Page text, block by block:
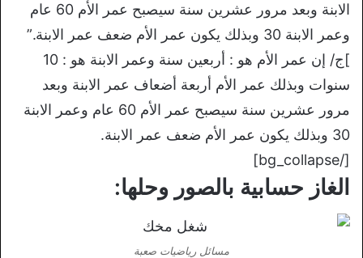
الابنة وبعد مرور عشرين سنة سيصبح عمر الأم 60 عام
وعمر الابنة 30 وبذلك يكون عمر الأم ضعف عمر الابنة.”
]ج/ إن عمر الأم هو : أربعين سنة وعمر الابنة هو : 10
سنوات وبذلك عمر الأم أربعة أضعاف عمر الابنة وبعد
مرور عشرين سنة سيصبح عمر الأم 60 عام وعمر الابنة
30 وبذلك يكون عمر الأم ضعف عمر الابنة.
[/bg_collapse]
الغاز حسابية بالصور وحلها:
مسائل رياضيات صعبة